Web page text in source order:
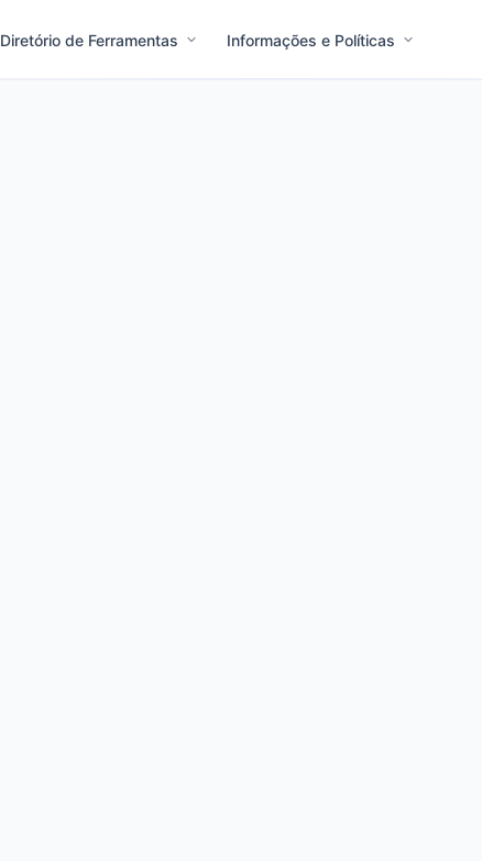
Diretório de Ferramentas Informações e Políticas